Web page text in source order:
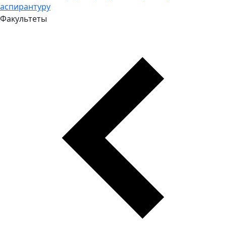
аспирантуру
Факультеты